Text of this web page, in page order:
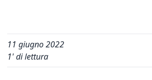
11 giugno 2022
1' di lettura